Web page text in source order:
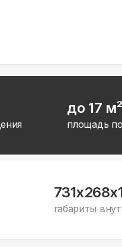
до 17 м²
площадь
габариты